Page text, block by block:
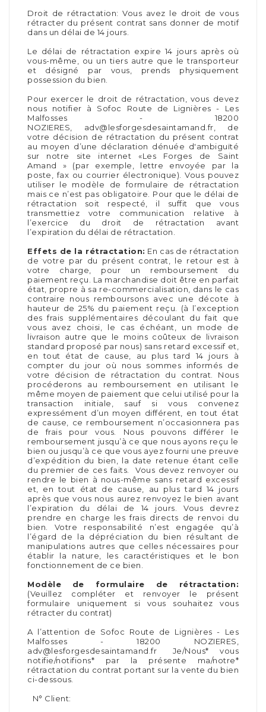
Droit de rétractation: Vous avez le droit de vous
rétracter du présent contrat sans donner de motif
dans un délai de 14 jours.
Le délai de rétractation expire 14 jours après où
vous-même, ou un tiers autre que le transporteur
et désigné par vous, prends physiquement
possession du bien.
Pour exercer le droit de rétractation, vous devez
nous notifier à Sofoc Route de Lignières - Les
Malfosses - 18200
NOZIERES, adv@lesforgesdesaintamand.fr, de
votre décision de rétractation du présent contrat
au moyen d’une déclaration dénuée d'ambiguïté
sur notre site internet «Les Forges de Saint
Amand » (par exemple, lettre envoyée par la
poste, fax ou courrier électronique). Vous pouvez
utiliser le modèle de formulaire de rétractation
mais ce n’est pas obligatoire. Pour que le délai de
rétractation soit respecté, il suffit que vous
transmettiez votre communication relative à
l’exercice du droit de rétractation avant
l’expiration du délai de rétractation.
Effets de la rétractation: En cas de rétractation
de votre par du présent contrat, le retour est à
votre charge, pour un remboursement du
paiement reçu. La marchandise doit être en parfait
état, propre à sa re-commercialisation, dans le cas
contraire nous remboursons avec une décote à
hauteur de 25% du paiement reçu. (à l’exception
des frais supplémentaires découlant du fait que
vous avez choisi, le cas échéant, un mode de
livraison autre que le moins coûteux de livraison
standard proposé par nous) sans retard excessif et,
en tout état de cause, au plus tard 14 jours à
compter du jour où nous sommes informés de
votre décision de rétractation du contrat. Nous
procéderons au remboursement en utilisant le
même moyen de paiement que celui utilisé pour la
transaction initiale, sauf si vous convenez
expressément d’un moyen différent, en tout état
de cause, ce remboursement n’occasionnera pas
de frais pour vous. Nous pouvons différer le
remboursement jusqu’à ce que nous ayons reçu le
bien ou jusqu’à ce que vous ayez fourni une preuve
d’expédition du bien, la date retenue étant celle
du premier de ces faits. Vous devez renvoyer ou
rendre le bien à nous-même sans retard excessif
et, en tout état de cause, au plus tard 14 jours
après que vous nous aurez renvoyez le bien avant
l’expiration du délai de 14 jours. Vous devrez
prendre en charge les frais directs de renvoi du
bien. Votre responsabilité n’est engagée qu’à
l’égard de la dépréciation du bien résultant de
manipulations autres que celles nécessaires pour
établir la nature, les caractéristiques et le bon
fonctionnement de ce bien.
Modèle de formulaire de rétractation:
(Veuillez compléter et renvoyer le présent
formulaire uniquement si vous souhaitez vous
rétracter du contrat)
A l’attention de Sofoc Route de Lignières - Les
Malfosses - 18200 NOZIERES,
adv@lesforgesdesaintamand.fr Je/Nous* vous
notifie/notifions* par la présente ma/notre*
rétractation du contrat portant sur la vente du bien
ci-dessous.
N° Client: